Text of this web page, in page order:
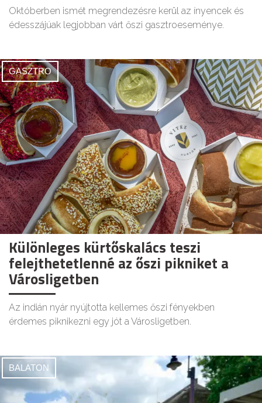
Októberben ismét megrendezésre kerül az ínyencek és
édesszájúak legjobban várt őszi gasztroeseménye.
GASZTRO
Különleges kürtőskalács teszi
felejthetetlenné az őszi pikniket a
Városligetben
Az indián nyár nyújtotta kellemes őszi fényekben
érdemes piknikezni egy jót a Városligetben.
BALATON